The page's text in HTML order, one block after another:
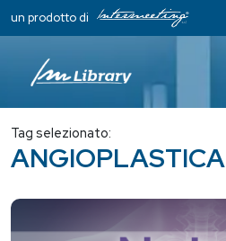
un prodotto di
Tag selezionato:
ANGIOPLASTICA